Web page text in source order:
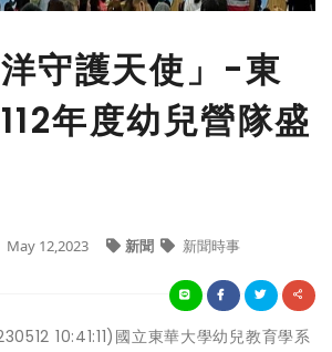
洋守護天使」-東
年度幼兒營隊盛
May 12,2023 新聞 新聞時事
10:41:11)國立東華大學幼兒教育學系